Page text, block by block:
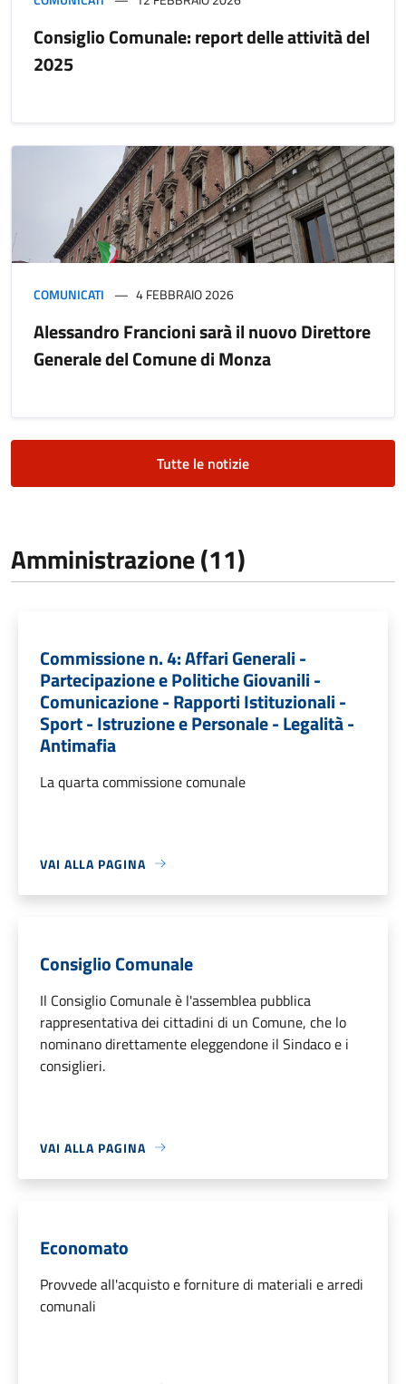
Consiglio Comunale: report delle attività del
2025
COMUNICATI 4 FEBBRAIO 2026
Alessandro Francioni sarà il nuovo Direttore
Generale del Comune di Monza
Tutte le notizie
Amministrazione (11)
Commissione n. 4: Affari Generali -
Partecipazione e Politiche Giovanili -
Comunicazione - Rapporti Istituzionali -
Sport - Istruzione e Personale - Legalità -
Antimafia
La quarta commissione comunale
VAI ALLA PAGINA
Consiglio Comunale
Il Consiglio Comunale è l'assemblea pubblica
rappresentativa dei cittadini di un Comune, che lo
nominano direttamente eleggendone il Sindaco e i
consiglieri.
VAI ALLA PAGINA
Economato
Provvede all'acquisto e forniture di materiali e arredi
comunali